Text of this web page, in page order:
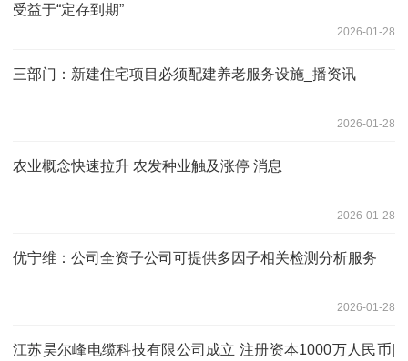
受益于“定存到期”
2026-01-28
三部门：新建住宅项目必须配建养老服务设施_播资讯
2026-01-28
农业概念快速拉升 农发种业触及涨停 消息
2026-01-28
优宁维：公司全资子公司可提供多因子相关检测分析服务
2026-01-28
江苏昊尔峰电缆科技有限公司成立 注册资本1000万人民币|